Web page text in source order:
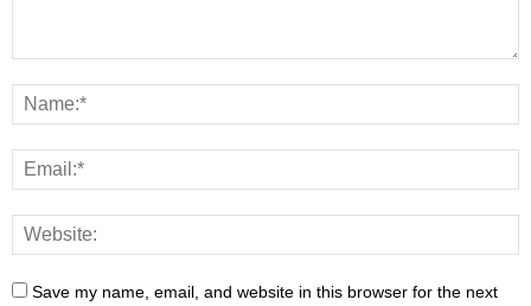
Save my name, email, and website in this browser for the next